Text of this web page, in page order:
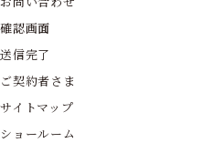
確認画面
送信完了
ご契約者さま
サイトマップ
ショールーム